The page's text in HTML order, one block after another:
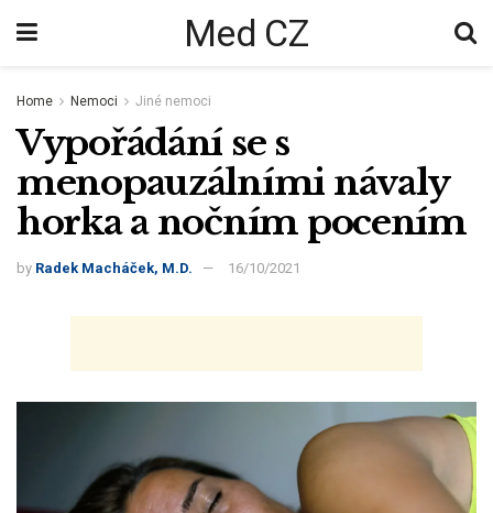
Med CZ
Home Nemoci Jiné nemoci
Vypořádání se s
menopauzálními návaly
horka a nočním pocením
by Radek Macháček, M.D. 16/10/2021